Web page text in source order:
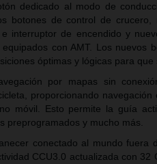
dedicado al modo de
botones de control de crucero,
e interruptor de encendido y
equipados con AMT. Los nuevos
óptimas y lógicas para
por mapas sin
proporcionando
móvil. Esto permite la guía
preprogramados y mucho más.
conectado al mundo
CCU3.0 actualizada con